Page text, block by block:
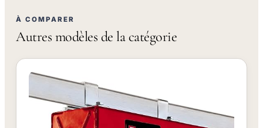
À COMPARER
Autres modèles de la catégorie